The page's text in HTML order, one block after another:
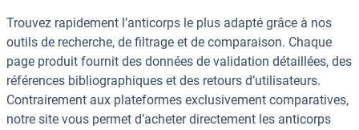
Trouvez rapidement l’anticorps le plus adapté grâce à nos
outils de recherche, de filtrage et de comparaison. Chaque
page produit fournit des données de validation détaillées, des
références bibliographiques et des retours d’utilisateurs.
Contrairement aux plateformes exclusivement comparatives,
notre site vous permet d’acheter directement les anticorps